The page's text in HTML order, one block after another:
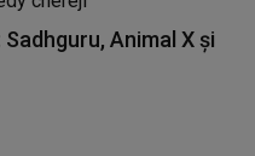
Animal X și